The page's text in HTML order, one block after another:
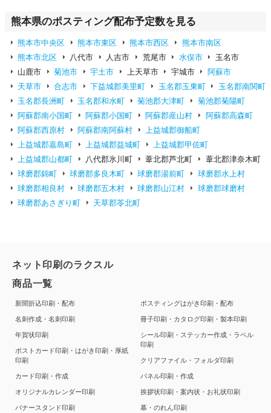
熊本県のポスティング配布予定数を見る
熊本市中央区 熊本市東区 熊本市西区
熊本市南区
熊本市北区
八代市 人吉市 荒尾市 水俣市
玉名市
山鹿市
菊池市 宇土市 上天草市 宇城市
阿蘇市
天草市
合志市 下益城郡美里町 玉名郡玉東町
玉名郡南関町
玉名郡長洲町
玉名郡和水町 菊池郡大津町
菊池郡菊陽町
阿蘇郡南小国町
阿蘇郡小国町 阿蘇郡産山村
阿蘇郡高森町
阿蘇郡西原村
阿蘇郡南阿蘇村
上益城郡御船町
上益城郡嘉島町
上益城郡益城町
上益城郡甲佐町
上益城郡山都町
八代郡氷川町 葦北郡芦北町
葦北郡津奈木町
球磨郡錦町
球磨郡多良木町 球磨郡湯前町
球磨郡水上村
球磨郡相良村
球磨郡五木村 球磨郡山江村
球磨郡球磨村
球磨郡あさぎり町
天草郡苓北町
ネット印刷のラクスル
商品一覧
新聞折込印刷・配布
名刺作成・名刺印刷
年賀状印刷
ポストカード印刷・はがき印刷・厚紙
印刷
カード印刷・作成
オリジナルカレンダー印刷
バナースタンド印刷
ポスティングはがき印刷・配布
冊子印刷・カタログ印刷・製本印刷
シール印刷・ステッカー作成・ラベル
印刷
クリアファイル・フォルダ印刷
パネル印刷・作成
挨拶状印刷・案内状・お礼状印刷
幕・のれん印刷